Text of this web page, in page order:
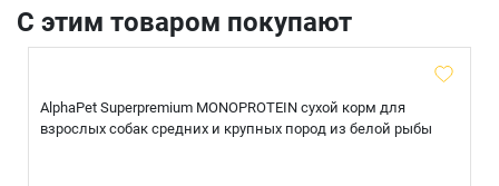
С этим товаром покупают
AlphaPet Superpremium MONOPROTEIN сухой корм для
взрослых собак средних и крупных пород из белой рыбы